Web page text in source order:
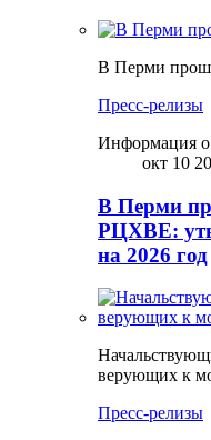
В Перми
Пресс-релизы
Информация о
окт 10
В Перми
РЦХВЕ:
на 2026 год
верующих к
Пресс-релизы